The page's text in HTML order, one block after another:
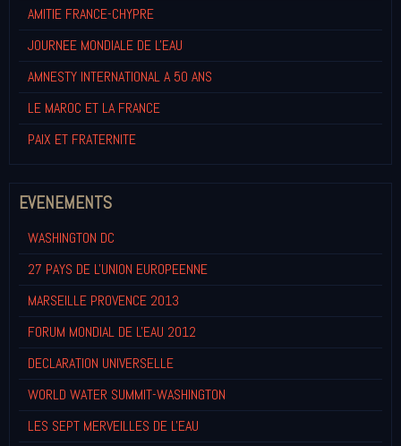
AMITIE FRANCE-CHYPRE
JOURNEE MONDIALE DE L'EAU
AMNESTY INTERNATIONAL A 50 ANS
LE MAROC ET LA FRANCE
PAIX ET FRATERNITE
EVENEMENTS
WASHINGTON DC
27 PAYS DE L'UNION EUROPEENNE
MARSEILLE PROVENCE 2013
FORUM MONDIAL DE L'EAU 2012
DECLARATION UNIVERSELLE
WORLD WATER SUMMIT-WASHINGTON
LES SEPT MERVEILLES DE L'EAU